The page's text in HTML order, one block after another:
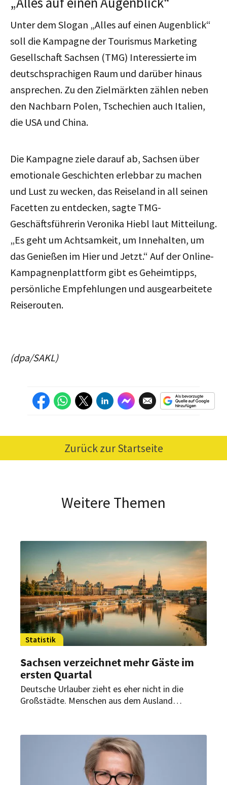
Unter dem Slogan „Alles auf einen Augenblick“
soll die Kampagne der Tourismus Marketing
Gesellschaft Sachsen (TMG) Interessierte im
deutschsprachigen Raum und darüber hinaus
ansprechen. Zu den Zielmärkten zählen neben
den Nachbarn Polen, Tschechien auch Italien,
die USA und China.
Die Kampagne ziele darauf ab, Sachsen über
emotionale Geschichten erlebbar zu machen
und Lust zu wecken, das Reiseland in all seinen
Facetten zu entdecken, sagte TMG-
Geschäftsführerin Veronika Hiebl laut Mitteilung.
„Es geht um Achtsamkeit, um Innehalten, um
das Genießen im Hier und Jetzt.“ Auf der Online-
Kampagnenplattform gibt es Geheimtipps,
persönliche Empfehlungen und ausgearbeitete
Reiserouten.
(dpa/SAKL)
Zurück zur Startseite
Weitere Themen
Statistik
Sachsen verzeichnet mehr Gäste im
ersten Quartal
Deutsche Urlauber zieht es eher nicht in die
Großstädte. Menschen aus dem Ausland